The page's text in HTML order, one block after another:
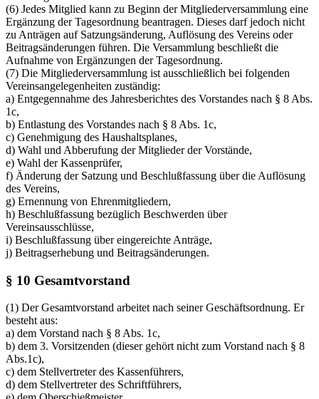
(6) Jedes Mitglied kann zu Beginn der Mitgliederversammlung eine
Ergänzung der Tagesordnung beantragen. Dieses darf jedoch nicht
zu Anträgen auf Satzungsänderung, Auflösung des Vereins oder
Beitragsänderungen führen. Die Versammlung beschließt die
Aufnahme von Ergänzungen der Tagesordnung.
(7) Die Mitgliederversammlung ist ausschließlich bei folgenden
Vereinsangelegenheiten zuständig:
a) Entgegennahme des Jahresberichtes des Vorstandes nach § 8 Abs.
1c,
b) Entlastung des Vorstandes nach § 8 Abs. 1c,
c) Genehmigung des Haushaltsplanes,
d) Wahl und Abberufung der Mitglieder der Vorstände,
e) Wahl der Kassenprüfer,
f) Änderung der Satzung und Beschlußfassung über die Auflösung
des Vereins,
g) Ernennung von Ehrenmitgliedern,
h) Beschlußfassung bezüglich Beschwerden über
Vereinsausschlüsse,
i) Beschlußfassung über eingereichte Anträge,
j) Beitragserhebung und Beitragsänderungen.
§ 10 Gesamtvorstand
(1) Der Gesamtvorstand arbeitet nach seiner Geschäftsordnung. Er
besteht aus:
a) dem Vorstand nach § 8 Abs. 1c,
b) dem 3. Vorsitzenden (dieser gehört nicht zum Vorstand nach § 8
Abs.1c),
c) dem Stellvertreter des Kassenführers,
d) dem Stellvertreter des Schriftführers,